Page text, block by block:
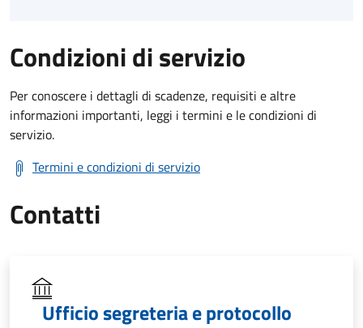
Condizioni di servizio
Per conoscere i dettagli di scadenze, requisiti e altre
informazioni importanti, leggi i termini e le condizioni di
servizio.
Termini e condizioni di servizio
Contatti
Ufficio segreteria e protocollo